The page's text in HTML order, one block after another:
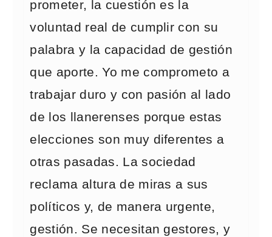
prometer, la cuestión es la
voluntad real de cumplir con su
palabra y la capacidad de gestión
que aporte. Yo me comprometo a
trabajar duro y con pasión al lado
de los llanerenses porque estas
elecciones son muy diferentes a
otras pasadas. La sociedad
reclama altura de miras a sus
políticos y, de manera urgente,
gestión. Se necesitan gestores, y